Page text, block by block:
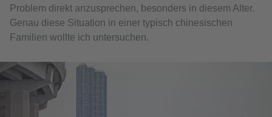
Problem direkt anzusprechen, besonders in diesem Alter.
Genau diese Situation in einer typisch chinesischen
Familien wollte ich untersuchen.